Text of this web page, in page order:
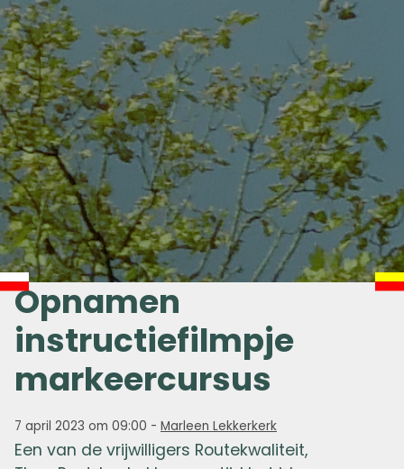
Opnamen
instructiefilmpje
markeercursus
7 april 2023 om 09:00 - Marleen Lekkerkerk
Een van de vrijwilligers Routekwaliteit,